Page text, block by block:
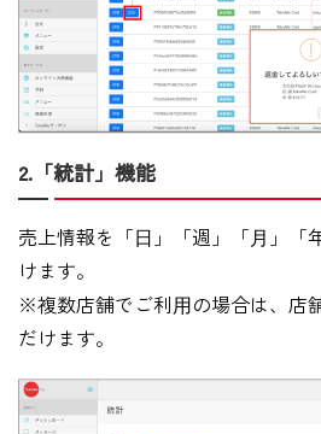
2.「統計」機能
売上情報を「⽇」「週」「⽉」「
けます。
※複数店舗でご利⽤の場合は、店
だけます。